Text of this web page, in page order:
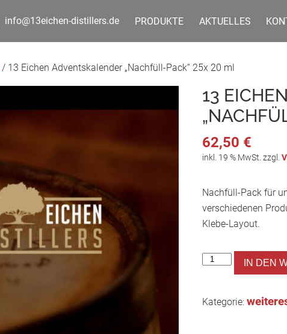
info@13eichen-distillers.de PRODUKTE AKTUELLES
/ 13 Eichen Adventskalender „Nachfüll-Pack“ 25x 20 ml
13
62,50 €
inkl. 19 % MwSt. zzgl.
Nachfüll-Pack für
verschiedenen
Klebe-Layout.
IN DEN
Kategorie: